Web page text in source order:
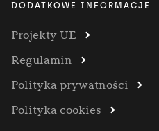
DODATKOWE INFORMACJE
Projekty UE
Regulamin
Polityka prywatności
Polityka cookies